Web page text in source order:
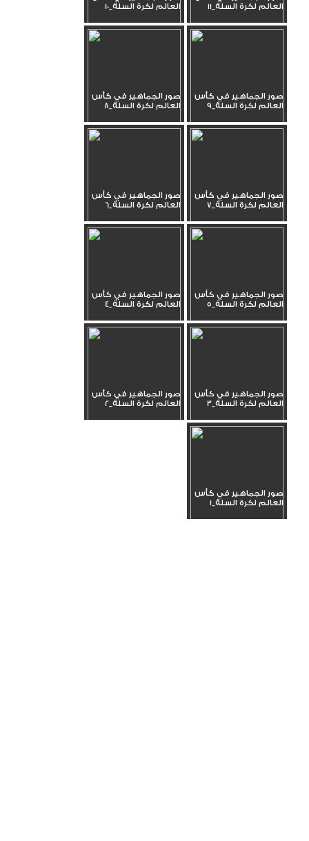
العالم لكرة السلة_11
العالم لكرة السلة_10
صور الجماهير في كأس
العالم لكرة السلة_9
صور الجماهير في كأس
العالم لكرة السلة_8
صور الجماهير في كأس
العالم لكرة السلة_7
صور الجماهير في كأس
العالم لكرة السلة_6
صور الجماهير في كأس
العالم لكرة السلة_5
صور الجماهير في كأس
العالم لكرة السلة_4
صور الجماهير في كأس
العالم لكرة السلة_3
صور الجماهير في كأس
العالم لكرة السلة_2
صور الجماهير في كأس
العالم لكرة السلة_1